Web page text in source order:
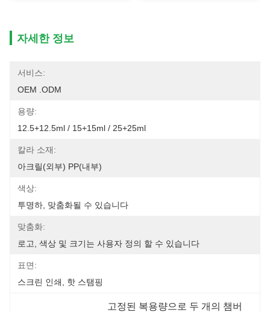
자세한 정보
서비스:
OEM .ODM
용량:
12.5+12.5ml / 15+15ml / 25+25ml
칼라 소재:
아크릴(외부) PP(내부)
색상:
투명하, 맞춤화될 수 있습니다
맞춤화:
로고, 색상 및 크기는 사용자 정의 할 수 있습니다
표면:
스크린 인쇄, 핫 스탬핑
고정된 복용량으로 두 개의 챔버